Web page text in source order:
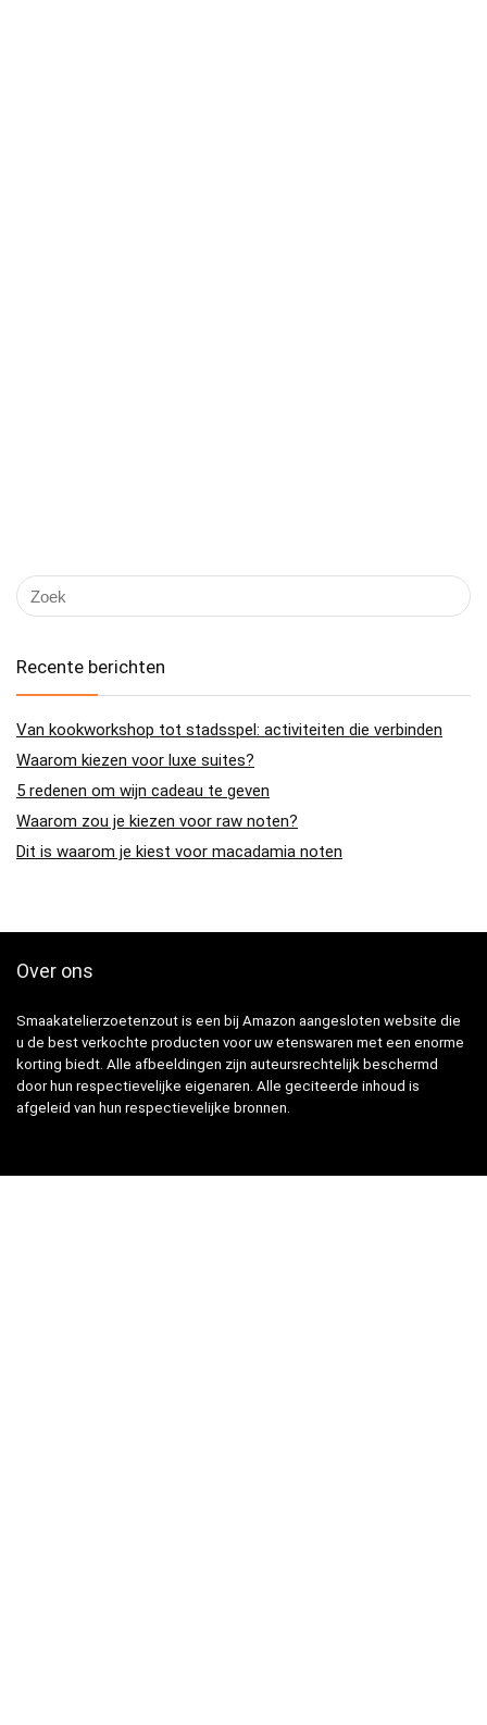
Recente berichten
Van kookworkshop tot stadsspel: activiteiten die verbinden
Waarom kiezen voor luxe suites?
5 redenen om wijn cadeau te geven
Waarom zou je kiezen voor raw noten?
Dit is waarom je kiest voor macadamia noten
Over ons
Smaakatelierzoetenzout is een bij Amazon aangesloten website die
u de best verkochte producten voor uw etenswaren met een enorme
korting biedt. Alle afbeeldingen zijn auteursrechtelijk beschermd
door hun respectievelijke eigenaren. Alle geciteerde inhoud is
afgeleid van hun respectievelijke bronnen.